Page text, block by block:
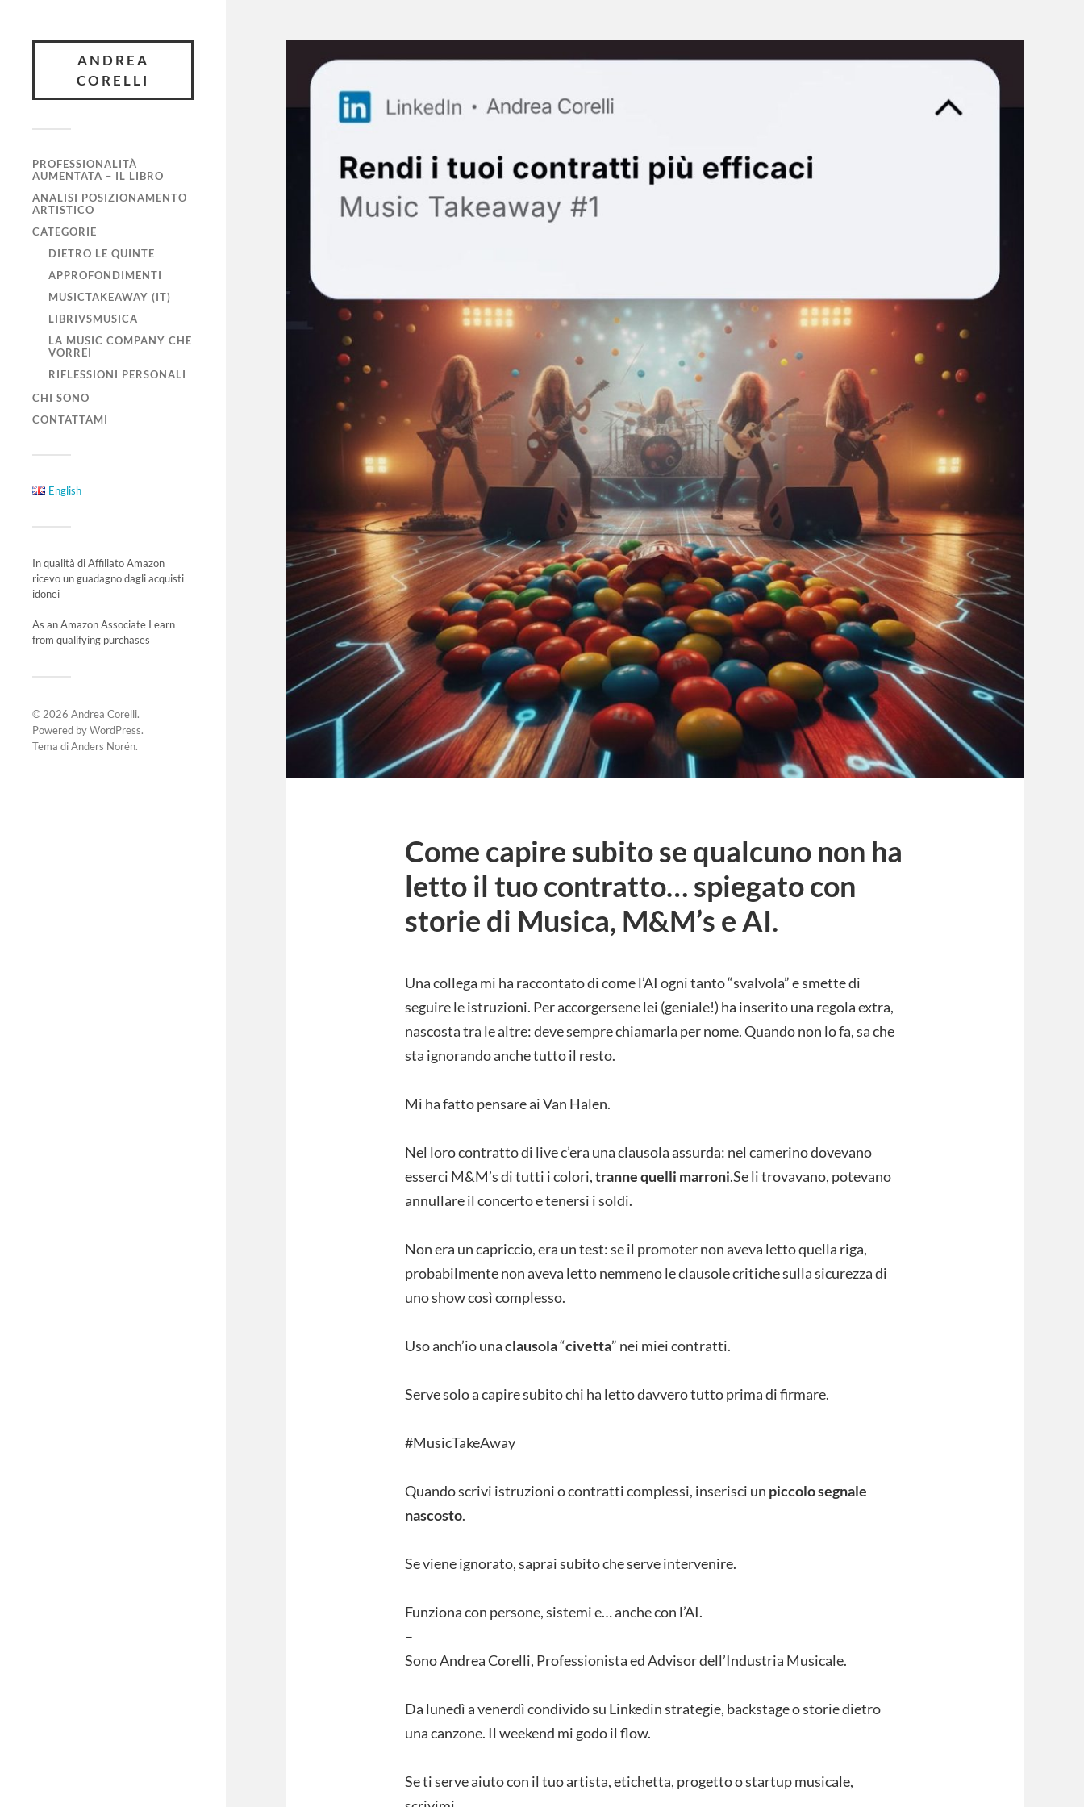
ANDREA
CORELLI
PROFESSIONALITÀ
AUMENTATA – IL LIBRO
ANALISI POSIZIONAMENTO
ARTISTICO
CATEGORIE
DIETRO LE QUINTE
APPROFONDIMENTI
MUSICTAKEAWAY (IT)
LIBRIVSMUSICA
LA MUSIC COMPANY CHE
VORREI
RIFLESSIONI PERSONALI
CHI SONO
CONTATTAMI
English
In qualità di Affiliato Amazon
ricevo un guadagno dagli acquisti
idonei
As an Amazon Associate I earn
from qualifying purchases
© 2026 Andrea Corelli.
Powered byWordPress.
Tema diAnders Norén.
Come capire subito se qualcuno non ha
letto il tuo contratto… spiegato con
storie di Musica, M&M’s e AI.
Una collega mi ha raccontato di come l’AI ogni tanto “svalvola” e smette di
seguire le istruzioni. Per accorgersene lei (geniale!) ha inserito una regola extra,
nascosta tra le altre: deve sempre chiamarla per nome. Quando non lo fa, sa che
sta ignorando anche tutto il resto.
Mi ha fatto pensare ai Van Halen.
Nel loro contratto di live c’era una clausola assurda: nel camerino dovevano
esserci M&M’s di tutti i colori,tranne quelli marroni.Se li trovavano, potevano
annullare il concerto e tenersi i soldi.
Non era un capriccio, era un test: se il promoter non aveva letto quella riga,
probabilmente non aveva letto nemmeno le clausole critiche sulla sicurezza di
uno show così complesso.
Uso anch’io unaclausola“civetta” nei miei contratti.
Serve solo a capire subito chi ha letto davvero tutto prima di firmare.
#MusicTakeAway
Quando scrivi istruzioni o contratti complessi, inserisci un piccolo segnale
nascosto.
Se viene ignorato, saprai subito che serve intervenire.
Funziona con persone, sistemi e… anche con l’AI.
–
Sono Andrea Corelli, Professionista ed Advisor dell’Industria Musicale.
Da lunedì a venerdì condivido su Linkedin strategie, backstage o storie dietro
una canzone. Il weekend mi godo il flow.
Se ti serve aiuto con il tuo artista, etichetta, progetto o startup musicale,